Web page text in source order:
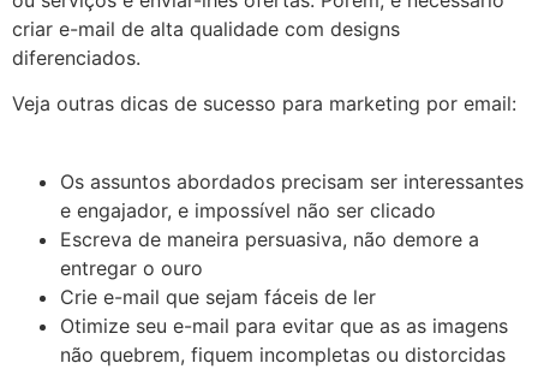
criar e-mail de alta qualidade com designs
diferenciados.
Veja outras dicas de sucesso para marketing por email:
Os assuntos abordados precisam ser interessantes
e engajador, e impossível não ser clicado
Escreva de maneira persuasiva, não demore a
entregar o ouro
Crie e-mail que sejam fáceis de ler
Otimize seu e-mail para evitar que as as imagens
não quebrem, fiquem incompletas ou distorcidas